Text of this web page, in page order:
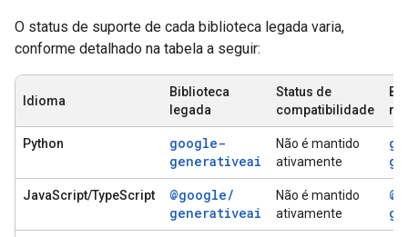
O status de suporte de cada biblioteca legada varia,
conforme detalhado na tabela a seguir:
Idioma
Biblioteca
legada
Status de
compatibilidade
Python
google-
generativeai
Não é mantido
ativamente
JavaScript/TypeScript @google/
generativeai
Não é mantido
ativamente